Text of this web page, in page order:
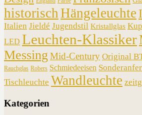
historischHängeleuchte
Italien Jieldé Jugendstil Kristallglas
LED Leuchten-Klassiker
Messing Mid-Century Original
Rauchglas Robers Schmiedeeisen
Tischleuchte Wandleuchte
Kategorien